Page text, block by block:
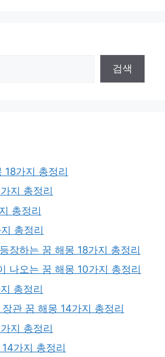
검색
18가지 총정리
지 총정리
총정리
총정리
장하는 꿈 해몽 18가지 총정리
나오는 꿈 해몽 10가지 총정리
총정리
관 꿈 해몽 14가지 총정리
지 총정리
가지 총정리